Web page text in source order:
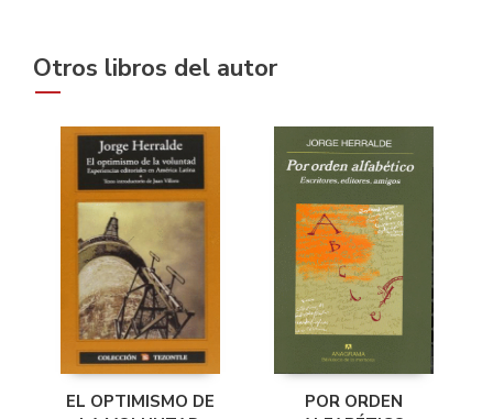
Otros libros del autor
EL OPTIMISMO DE
POR ORDEN